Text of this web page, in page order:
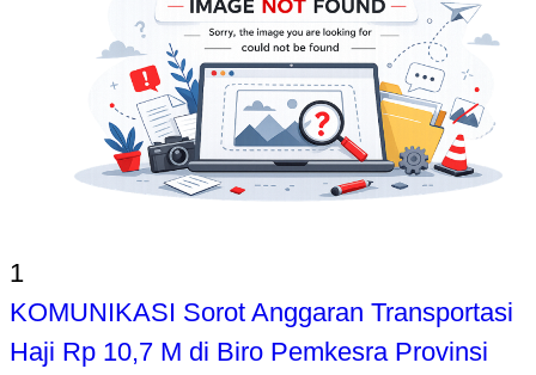
1
KOMUNIKASI Sorot Anggaran Transportasi
Haji Rp 10,7 M di Biro Pemkesra Provinsi